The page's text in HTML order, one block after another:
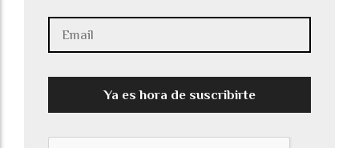
Ya es hora de suscribirte